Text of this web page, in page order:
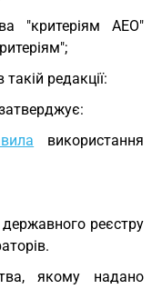
"критеріям АЕО"
редакції:
використання
реєстру
якому надано